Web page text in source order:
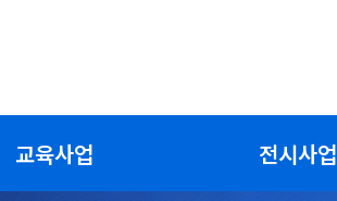
교육사업 전시사업